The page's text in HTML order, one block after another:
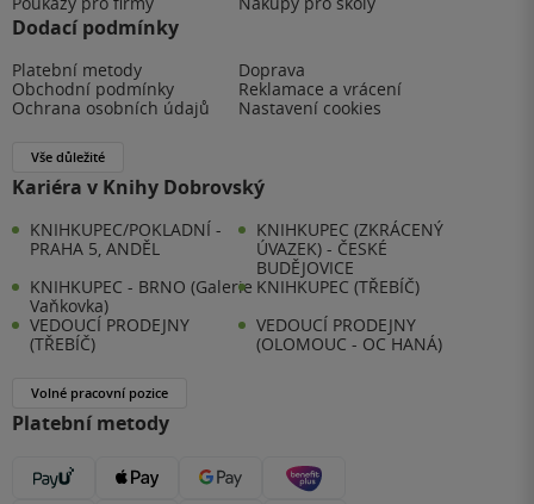
Dodací podmínky
Platební metody
Doprava
Obchodní podmínky
Reklamace a vrácení
Ochrana osobních údajů
Nastavení cookies
Vše důležité
Kariéra v Knihy Dobrovský
KNIHKUPEC/POKLADNÍ -
PRAHA 5, ANDĚL
KNIHKUPEC (ZKRÁCENÝ
ÚVAZEK) - ČESKÉ
BUDĚJOVICE
KNIHKUPEC - BRNO (Galerie
Vaňkovka)
KNIHKUPEC (TŘEBÍČ)
VEDOUCÍ PRODEJNY
(TŘEBÍČ)
VEDOUCÍ PRODEJNY
(OLOMOUC - OC HANÁ)
Volné pracovní pozice
Platební metody